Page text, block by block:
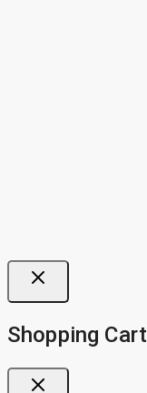
Shopping Cart